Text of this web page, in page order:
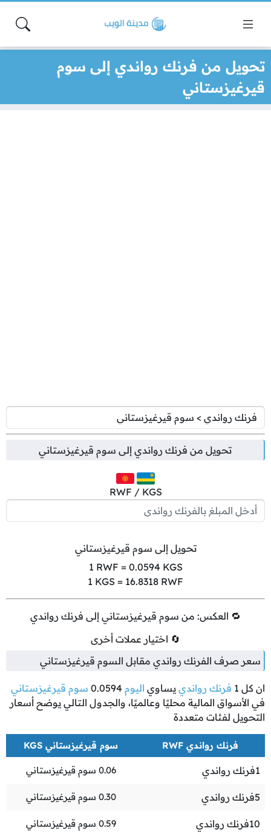
تحويل من فرنك رواندي إلى سوم
قيرغيزستاني
تحويل من فرنك رواندي إلى سوم قيرغيزستاني
RWF / KGS
تحويل إلى سوم قيرغيزستاني
1 RWF = 0.0594KGS
1 KGS = 16.8318 RWF
🔁 العكس: من سوم قيرغيزستاني إلى فرنك رواندي
🔄 اختيار عملات أخرى
سعر صرف الفرنك رواندي مقابل السوم قيرغيزستاني
ان كل 1 فرنك رواندي يساوي اليوم 0.0594 سوم قيرغيزستاني
في الأسواق المالية محليًا وعالميًا، والجدول التالي يوضح أسعار
التحويل لفئات متعددة
فرنك رواندي RWF سوم قيرغيزستاني KGS
1فرنك رواندي 0.06 سوم قيرغيزستاني
5فرنك رواندي 0.30 سوم قيرغيزستاني
10فرنك رواندي 0.59 سوم قيرغيزستاني